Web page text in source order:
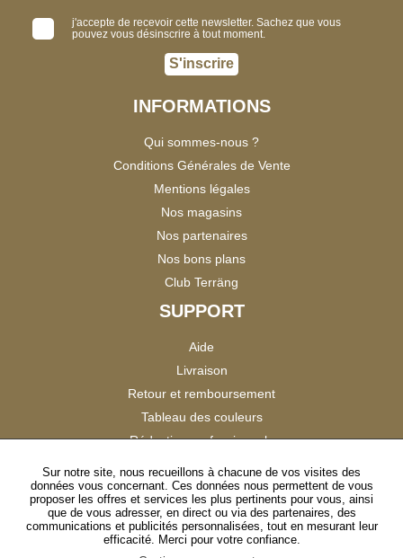
j'accepte de recevoir cette newsletter. Sachez que vous
pouvez vous désinscrire à tout moment.
S'inscrire
INFORMATIONS
Qui sommes-nous ?
Conditions Générales de Vente
Mentions légales
Nos magasins
Nos partenaires
Nos bons plans
Club Terräng
SUPPORT
Aide
Livraison
Retour et remboursement
Tableau des couleurs
Réduction professionnels
Satisfaction Clients
SUIVEZ-NOUS
Sur notre site, nous recueillons à chacune de vos visites des
données vous concernant. Ces données nous permettent de vous
proposer les offres et services les plus pertinents pour vous, ainsi
que de vous adresser, en direct ou via des partenaires, des
communications et publicités personnalisées, tout en mesurant leur
efficacité. Merci pour votre confiance.